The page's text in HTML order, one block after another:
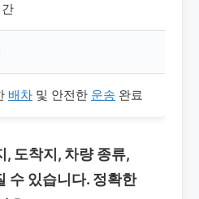
배차 및 안전한 운송 완료
도착지, 차량 종류,
수 있습니다. 정확한